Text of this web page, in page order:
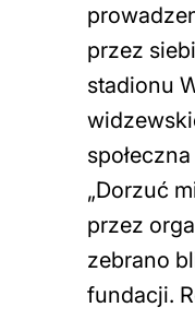
przez
stadionu
„Dorzuć
przez
zebrano
fundacji.